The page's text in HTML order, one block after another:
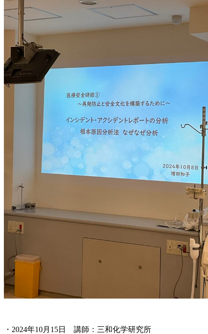
・2024年10月15日 講師：三和化学研究所